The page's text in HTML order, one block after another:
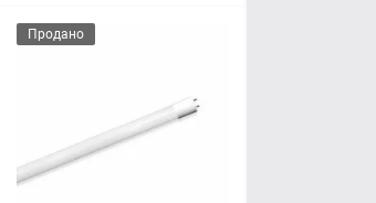
Продано